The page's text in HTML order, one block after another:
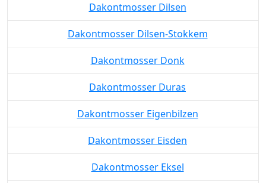
Dakontmosser Dilsen
Dakontmosser Dilsen-Stokkem
Dakontmosser Donk
Dakontmosser Duras
Dakontmosser Eigenbilzen
Dakontmosser Eisden
Dakontmosser Eksel